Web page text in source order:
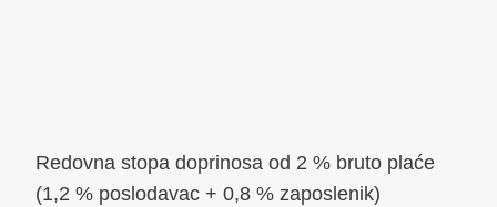
Redovna stopa doprinosa od 2 % bruto plaće
(1,2 % poslodavac + 0,8 % zaposlenik)